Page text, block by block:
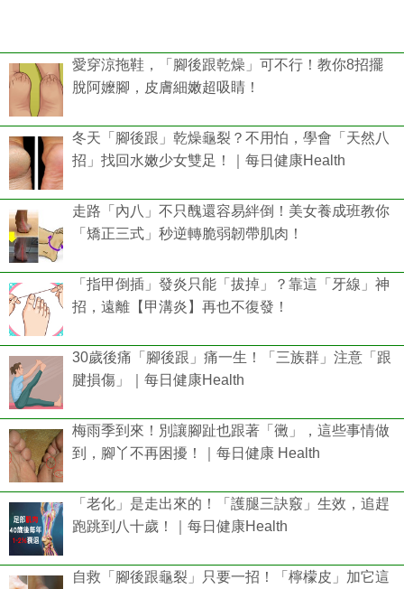
愛穿涼拖鞋，「腳後跟乾燥」可不行！教你8招擺
脫阿嬤腳，皮膚細嫩超吸睛！
冬天「腳後跟」乾燥龜裂？不用怕，學會「天然八
招」找回水嫩少女雙足！｜每日健康Health
走路「內八」不只醜還容易絆倒！美女養成班教你
「矯正三式」秒逆轉脆弱韌帶肌肉！
「指甲倒插」發炎只能「拔掉」？靠這「牙線」神
招，遠離【甲溝炎】再也不復發！
30歲後痛「腳後跟」痛一生！「三族群」注意「跟
腱損傷」｜每日健康Health
梅雨季到來！別讓腳趾也跟著「黴」，這些事情做
到，腳丫不再困擾！｜每日健康 Health
「老化」是走出來的！「護腿三訣竅」生效，追趕
跑跳到八十歲！｜每日健康Health
自救「腳後跟龜裂」只要一招！「檸檬皮」加它這